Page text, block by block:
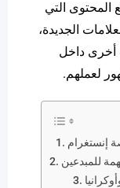
المحتوى التي
الجديدة،
أخرى داخل
لعملهم.